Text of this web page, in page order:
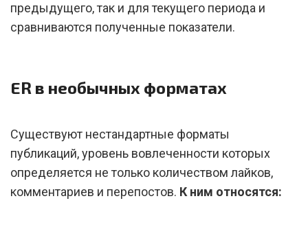
предыдущего, так и для текущего периода и
сравниваются полученные показатели.
ER в необычных форматах
Существуют нестандартные форматы
публикаций, уровень вовлеченности которых
определяется не только количеством лайков,
комментариев и перепостов. К ним относятся: